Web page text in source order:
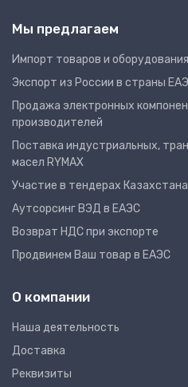
Мы предлагаем
Импорт товаров и
Экспорт из России в страны
Продажа электронных
производителей
Поставка индустриальных,
масел RYMAX
Участие в тендерах Казахстана
Аутсорсинг ВЭД в ЕАЭС
Возврат НДС при экспорте
Продвинем Ваш товар в ЕАЭС
О компании
Наша деятельность
Доставка
Реквизиты